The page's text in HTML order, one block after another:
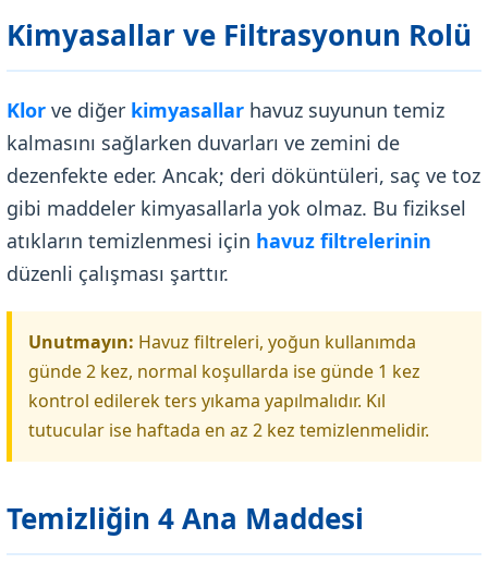
Kimyasallar ve Filtrasyonun Rolü
Klor ve diğer kimyasallar havuz suyunun temiz
kalmasını sağlarken duvarları ve zemini de
dezenfekte eder. Ancak; deri döküntüleri, saç ve toz
gibi maddeler kimyasallarla yok olmaz. Bu fiziksel
atıkların temizlenmesi için havuz filtrelerinin
düzenli çalışması şarttır.
Unutmayın: Havuz filtreleri, yoğun kullanımda
günde 2 kez, normal koşullarda ise günde 1 kez
kontrol edilerek ters yıkama yapılmalıdır. Kıl
tutucular ise haftada en az 2 kez temizlenmelidir.
Temizliğin 4 Ana Maddesi